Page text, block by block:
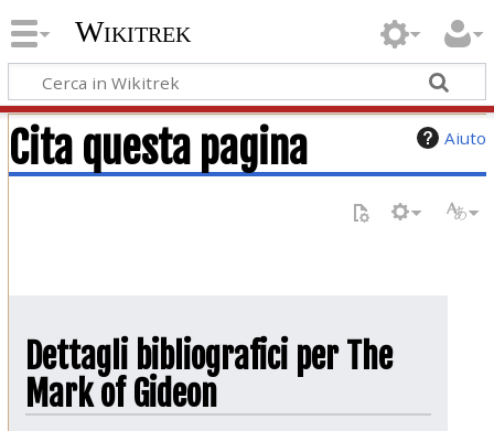
Wikitrek
Aiuto
Cita questa pagina
Dettagli bibliografici per The
Mark of Gideon